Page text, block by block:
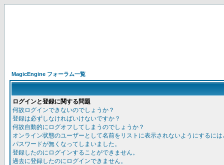
MagicEngine フォーラム一覧
ログインと登録に関する問題
何故ログインできないのでしょうか？
登録は必ずしなければいけないですか？
何故自動的にログオフしてしまうのでしょうか？
オンライン状態のユーザーとして名前をリストに表示されないようにするに
パスワードが無くなってしまいました。
登録したのにログインすることができません。
過去に登録したのにログインできません。